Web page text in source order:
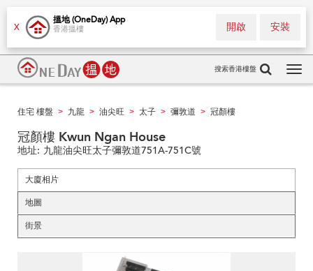
X
搵地 (OneDay) App
香港搵樓 安裝
開啟
搜索香港樓盤
住宅 樓盤 > 九龍 > 油尖旺 > 太子 > 彌敦道 > 冠顏樓
冠顏樓 Kwun Ngan House
地址: 九龍油尖旺太子彌敦道751A-751C號
大廈相片
地圖
街景